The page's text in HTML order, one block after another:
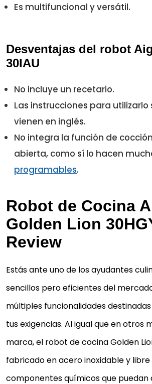
Es multifuncional y versátil.
Desventajas del robot
30IAU
No incluye un recetario.
Las instrucciones para
vienen en inglés.
No integra la función de
abierta, como sí lo hacen
programables.
Robot de Cocina
Golden Lion
Review
Estás ante uno de los ayudantes
sencillos pero eficientes del
múltiples funcionalidades
tus exigencias. Al igual que en otros
marca, el robot de cocina Golden
fabricado en acero inoxidable y
componentes químicos que